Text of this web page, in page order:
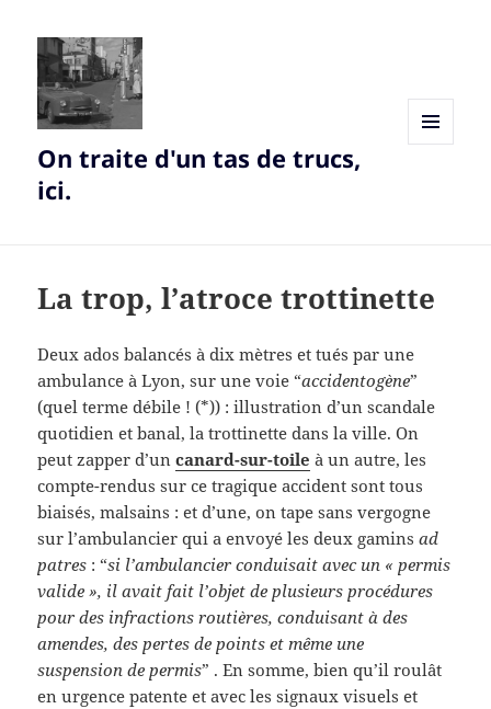
On traite d'un tas de trucs,
ici.
La trop, l’atroce trottinette
Deux ados balancés à dix mètres et tués par une
ambulance à Lyon, sur une voie “accidentogène”
(quel terme débile ! (*)) : illustration d’un scandale
quotidien et banal, la trottinette dans la ville. On
peut zapper d’uncanard-sur-toile à un autre, les
compte-rendus sur ce tragique accident sont tous
biaisés, malsains : et d’une, on tape sans vergogne
sur l’ambulancier qui a envoyé les deux gaminsad
patres : “si l’ambulancier conduisait avec un « permis
valide », il avait fait l’objet de plusieurs procédures
pour des infractions routières, conduisant à des
amendes, des pertes de points et même une
suspension de permis” . En somme, bien qu’il roulât
en urgence patente et avec les signaux visuels et